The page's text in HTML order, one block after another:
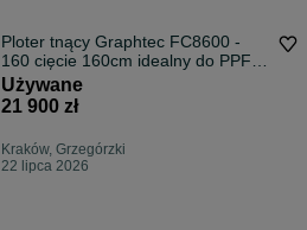
Ploter tnący Graphtec FC8600 -
160 cięcie 160cm idealny do PPF
2020rok jak nowy
Używane
21 900 zł
Kraków, Grzegórzki
22 lipca 2026